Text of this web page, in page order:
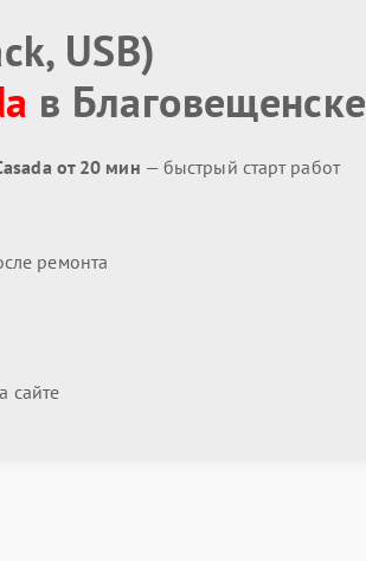
USB)
в Благовещенске
от 20 мин — быстрый старт работ
ремонта
сайте